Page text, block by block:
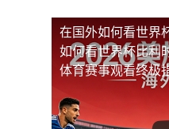
在国外如何看世界
如何看世界杯比利
体育赛事观看终极